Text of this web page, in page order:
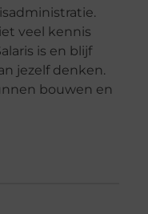
veel kennis
is en blijf
jezelf denken.
bouwen en